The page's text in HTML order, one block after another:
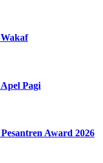
Pagi
Award 2026